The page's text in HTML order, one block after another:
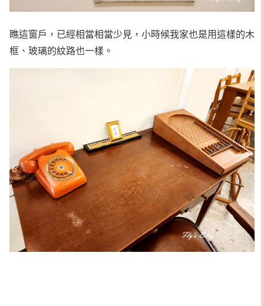
瞧這窗戶，已經相當相當少見，小時候我家也是用這樣的木
框、玻璃的紋路也一樣。